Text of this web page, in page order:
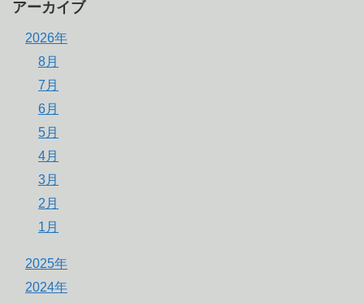
アーカイブ
2026年
8月
7月
6月
5月
4月
3月
2月
1月
2025年
2024年